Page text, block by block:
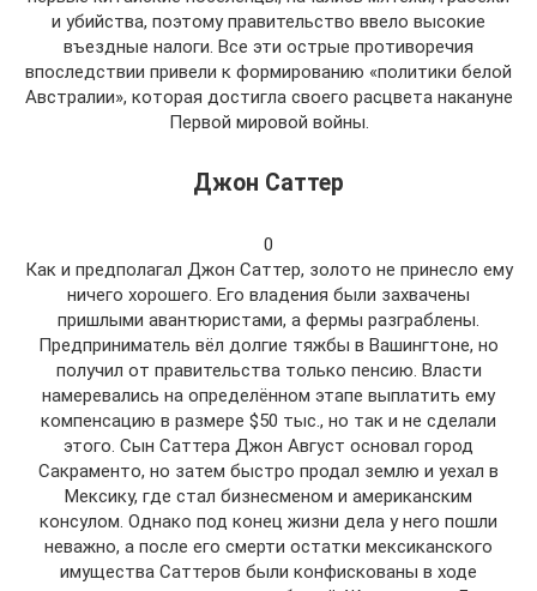
и убийства, поэтому правительство ввело высокие
въездные налоги. Все эти острые противоречия
впоследствии привели к формированию «политики белой
Австралии», которая достигла своего расцвета накануне
Первой мировой войны.
Джон Саттер
0
Как и предполагал Джон Саттер, золото не принесло ему
ничего хорошего. Его владения были захвачены
пришлыми авантюристами, а фермы разграблены.
Предприниматель вёл долгие тяжбы в Вашингтоне, но
получил от правительства только пенсию. Власти
намеревались на определённом этапе выплатить ему
компенсацию в размере $50 тыс., но так и не сделали
этого. Сын Саттера Джон Август основал город
Сакраменто, но затем быстро продал землю и уехал в
Мексику, где стал бизнесменом и американским
консулом. Однако под конец жизни дела у него пошли
неважно, а после его смерти остатки мексиканского
имущества Саттеров были конфискованы в ходе